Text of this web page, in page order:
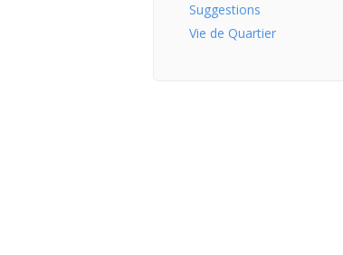
Suggestions
Vie de Quartier